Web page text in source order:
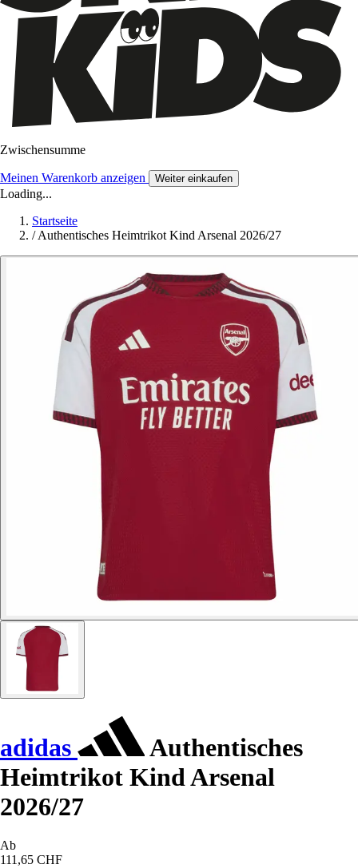
Zwischensumme
Meinen Warenkorb anzeigen Weiter einkaufen
Loading...
Startseite
/ Authentisches Heimtrikot Kind Arsenal 2026/27
adidas
Authentisches
Heimtrikot Kind Arsenal
2026/27
Ab
111,65 CHF